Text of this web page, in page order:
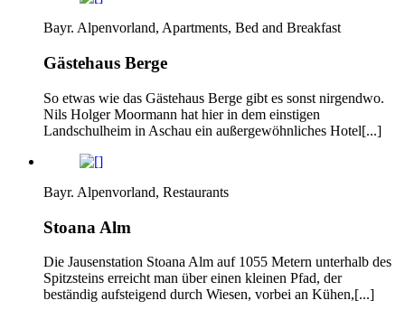
Bayr. Alpenvorland, Apartments, Bed and Breakfast
Gästehaus Berge
So etwas wie das Gästehaus Berge gibt es sonst nirgendwo.
Nils Holger Moormann hat hier in dem einstigen
Landschulheim in Aschau ein außergewöhnliches Hotel[...]
Bayr. Alpenvorland, Restaurants
Stoana Alm
Die Jausenstation Stoana Alm auf 1055 Metern unterhalb des
Spitzsteins erreicht man über einen kleinen Pfad, der
beständig aufsteigend durch Wiesen, vorbei an Kühen,[...]